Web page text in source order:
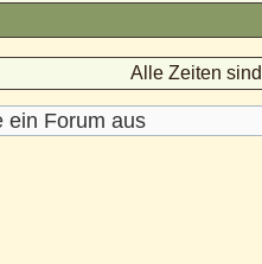
Alle Zeiten